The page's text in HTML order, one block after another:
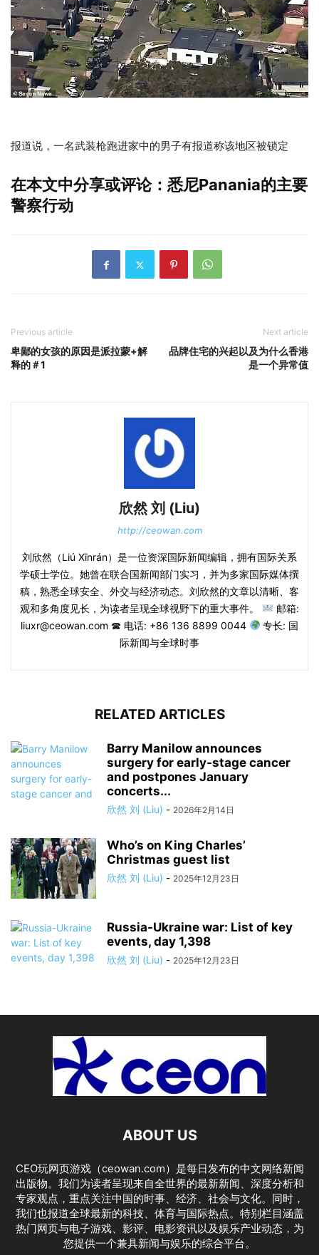
报道说，一名武装枪跑进家中的男子有报道称该地区被锁定
在本文中分享或评论：悉尼Panania的主要
警察行动
Previous article
卑鄙的女孩的原因是派拉蒙+解
释的＃1
Next article
品牌住宅的兴起以及为什么香港
是一个异常值
欣然 刘 (Liu)
http://ceowan.com
刘欣然（Liú Xīnrán）是一位资深国际新闻编辑，拥有国际关系
学硕士学位。她曾在联合国新闻部门实习，并为多家国际媒体撰
稿，熟悉全球安全、外交与经济动态。刘欣然的文章以清晰、客
观和多角度见长，为读者呈现全球视野下的重大事件。
邮箱:
liuxr@ceowan.com ☎ 电话: +86 136 8899 0044
专长: 国
际新闻与全球时事
RELATED ARTICLES
Barry Manilow announces
surgery for early-stage cancer
and postpones January
concerts...
欣然 刘 (Liu) - 2026年2月14日
Who’s on King Charles’
Christmas guest list
欣然 刘 (Liu) - 2025年12月23日
Russia-Ukraine war: List of key
events, day 1,398
欣然 刘 (Liu) - 2025年12月23日
ABOUT US
CEO玩网页游戏（ceowan.com）是每日发布的中文网络新闻
出版物。我们为读者呈现来自全世界的最新新闻、深度分析和
专家观点，重点关注中国的时事、经济、社会与文化。同时，
我们也报道全球最新的科技、体育与国际热点。特别栏目涵盖
热门网页与电子游戏、影评、电影资讯以及娱乐产业动态，为
您提供一个兼具新闻与娱乐的综合平台。